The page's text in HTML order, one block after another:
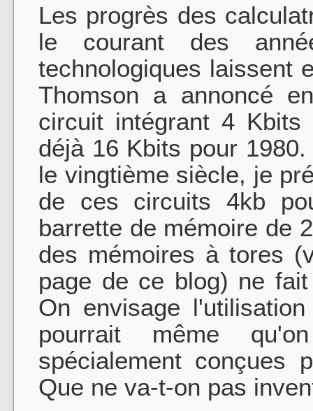
Les progrès des
le courant des
technologiques laissent
Thomson a annoncé
circuit intégrant 4
déjà 16 Kbits pour
le vingtième siècle, je
de ces circuits 4kb
barrette de mémoire de
des mémoires à tores
page de ce blog) ne
On envisage
pourrait même
spécialement conçues
Que ne va-t-on pas